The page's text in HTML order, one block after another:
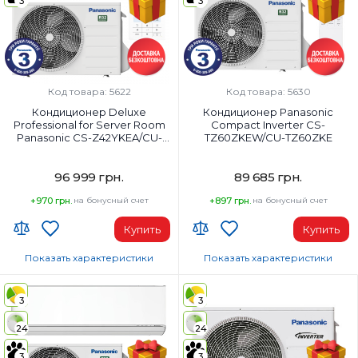
18000
Класс энергопотребления (охлаждение):
A+++
Цвет внутреннего блока:
24000
Класс энергопотребления
A++
Цвет внутреннего блока:
Код товара: 5622
Кондиционер Deluxe
Professional for Server Room
Panasonic CS-Z42YKEA/CU-
96 999 грн.
+970 грн. на бонусный счет
Купить
Wi-Fi модуль:
Wi-Fi (встроенный)
Площадь помещения, м²:
42
Мощность, BTU:
Показать характеристики
Код товара: 5630
Кондиционер Panasonic
Compact Inverter CS-
TZ60ZKEW/CU-TZ60ZKE
89 685 грн.
+897 грн. на бонусный счет
Купить
Wi-Fi модуль:
Wi-Fi (встроенный)
Площадь помещения, м²:
65
Мощность, BTU:
Показать характеристики
3
24
3
24